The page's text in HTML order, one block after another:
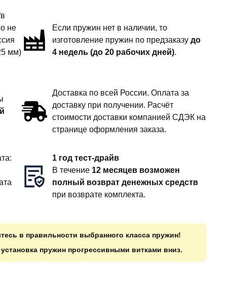
не
мм)
Если пружин нет в наличии, то
изготовление пружин по предзаказудо
4 недель (до 20 рабочих дней).
Доставка по всей России. Оплата за
доставку при получении. Расчёт
стоимости доставки компанией СДЭК на
странице оформления заказа.
1 год тест-драйв
В течение 12 месяцев возможен
полный возврат денежных средств
при возврате комплекта.
в правильности выбранного класса пружин!
пружин прогрессивными витками вниз.